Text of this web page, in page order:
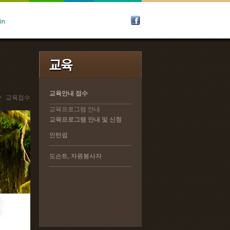
교육안내 접수
교육프로그램 안내
교육프로그램 안내 및 신청
인턴쉽
도슨트, 자원봉사자
교육안내 접수
교육프로그램 안내
교육프로그램 안내 및 신청
인턴쉽
도슨트, 자원봉사자
교육접수